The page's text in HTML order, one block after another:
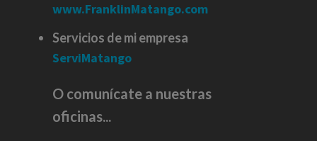
www.FranklinMatango.com
Servicios de mi empresa
ServiMatango
O comunícate a nuestras
oficinas...